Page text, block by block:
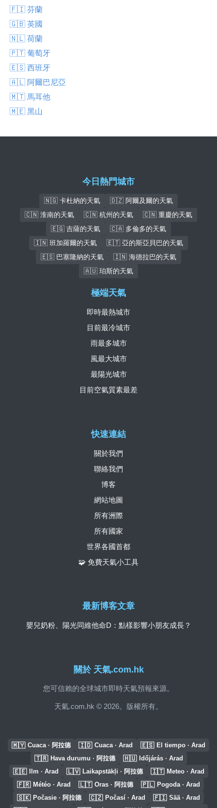
🇫🇮 芬蘭
🇬🇧 英國
🇳🇱 荷蘭
🇵🇹 葡萄牙
🇪🇸 西班牙
🇦🇱 阿爾巴尼亞
🇲🇹 馬耳他
🇲🇪 黑山
今日熱門城市
🇳🇬 卡杜納的天氣
🇩🇿 阿爾及爾的天氣
🇨🇳 淮南的天氣
🇨🇳 杭州的天氣
🇨🇳 重慶的天氣
🇪🇬 吉薩的天氣
🇨🇦 多倫多的天氣
🇮🇳 班加羅爾的天氣
🇪🇹 亞的斯亞貝巴的天氣
🇪🇸 巴塞隆納的天氣
🇮🇳 海德拉巴的天氣
🇦🇺 珀斯的天氣
關於 天氣.com.hk
您可信賴的全球城市即時天氣預報來源。
天氣.com.hk © 2026。版權所有。
快速連結
關於我們
聯絡我們
博客
網站地圖
所有洲際
所有國家
世界各國首都
🧩 免費天氣小工具
極端天氣
即時最熱城市
目前最冷城市
雨最多城市
風最大城市
最陽光城市
目前空氣質素最差
最新博客文章
嬰兒奶粉、陽光同維他命D：點樣影響小朋友成長？
🇲🇾 Cuaca · 阿拉德 🇮🇩 Cuaca · Arad 🇪🇸 El tiempo · Arad
🇹🇷 Hava durumu · 阿拉德 🇭🇺 Időjárás · Arad
🇪🇪 Ilm · Arad 🇱🇻 Laikapstākļi · 阿拉德 🇮🇹 Meteo · Arad
🇫🇷 Météo · Arad 🇱🇹 Oras · 阿拉德 🇵🇱 Pogoda · Arad
🇸🇰 Počasie · 阿拉德 🇨🇿 Počasí · Arad 🇫🇮 Sää · Arad